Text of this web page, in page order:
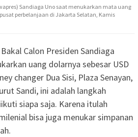
Sandiaga Uno saat menukarkan mata uang
perbelanjaan di Jakarta Selatan, Kamis
Bakal Calon Presiden Sandiaga
uang dolarnya sebesar USD
changer Dua Sisi, Plaza Senayan,
Sandi, ini adalah langkah
siapa saja. Karena itulah
bisa juga menukar simpanan